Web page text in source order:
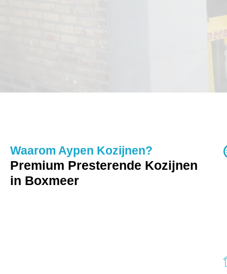
Waarom Aypen Kozijnen?
Premium Presterende Kozijnen
in Boxmeer